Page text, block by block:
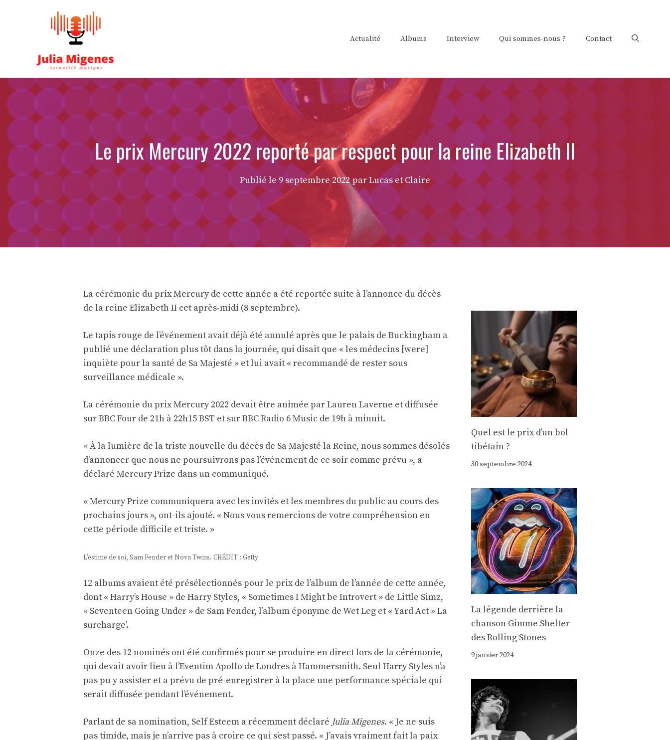
Actualité Albums Interview Qui sommes-nous ? Contact
Le prix Mercury 2022 reporté par respect pour la reine Elizabeth II
Publié le 9 septembre 2022 par Lucas et Claire
La cérémonie du prix Mercury de cette année a été reportée suite à l’annonce du décès
de la reine Elizabeth II cet après-midi (8 septembre).
Le tapis rouge de l’événement avait déjà été annulé après que le palais de Buckingham a
publié une déclaration plus tôt dans la journée, qui disait que « les médecins [were]
inquiète pour la santé de Sa Majesté » et lui avait « recommandé de rester sous
surveillance médicale ».
La cérémonie du prix Mercury 2022 devait être animée par Lauren Laverne et diffusée
sur BBC Four de 21h à 22h15 BST et sur BBC Radio 6 Music de 19h à minuit.
« À la lumière de la triste nouvelle du décès de Sa Majesté la Reine, nous sommes désolés
d’annoncer que nous ne poursuivrons pas l’événement de ce soir comme prévu », a
déclaré Mercury Prize dans un communiqué.
« Mercury Prize communiquera avec les invités et les membres du public au cours des
prochains jours », ont-ils ajouté. « Nous vous remercions de votre compréhension en
cette période difficile et triste. »
L’estime de soi, Sam Fender et Nova Twins. CRÉDIT : Getty
12 albums avaient été présélectionnés pour le prix de l’album de l’année de cette année,
dont « Harry’s House » de Harry Styles, « Sometimes I Might be Introvert » de Little Simz,
« Seventeen Going Under » de Sam Fender, l’album éponyme de Wet Leg et « Yard Act » La
surcharge’.
Onze des 12 nominés ont été confirmés pour se produire en direct lors de la cérémonie,
qui devait avoir lieu à l’Eventim Apollo de Londres à Hammersmith. Seul Harry Styles n’a
pas pu y assister et a prévu de pré-enregistrer à la place une performance spéciale qui
serait diffusée pendant l’événement.
Parlant de sa nomination, Self Esteem a récemment déclaré Julia Migenes. « Je ne suis
pas timide, mais je n’arrive pas à croire ce qui s’est passé. « J’avais vraiment fait la paix
Quel est le prix d’un bol
tibétain ?
30 septembre 2024
La légende derrière la
chanson Gimme Shelter
des Rolling Stones
9 janvier 2024